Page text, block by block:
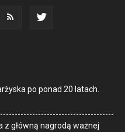
po ponad 20 latach.
główną nagrodą ważnej